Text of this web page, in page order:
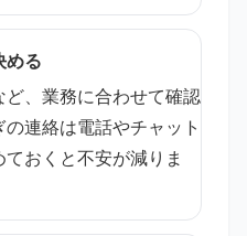
める
、業務に合わせて確認
連絡は電話やチャット
おくと不安が減りま